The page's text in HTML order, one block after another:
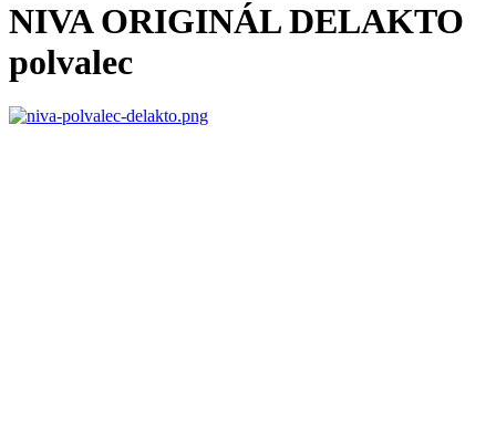
NIVA ORIGINÁL DELAKTO
polvalec